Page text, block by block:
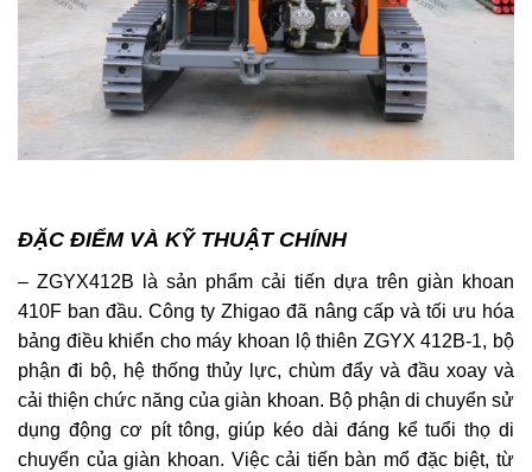
ĐẶC ĐIỂM VÀ KỸ THUẬT CHÍNH
– ZGYX412B là sản phẩm cải tiến dựa trên giàn khoan
410F ban đầu. Công ty Zhigao đã nâng cấp và tối ưu hóa
bảng điều khiển cho máy khoan lộ thiên ZGYX 412B-1, bộ
phận đi bộ, hệ thống thủy lực, chùm đẩy và đầu xoay và
cải thiện chức năng của giàn khoan. Bộ phận di chuyển sử
dụng động cơ pít tông, giúp kéo dài đáng kể tuổi thọ di
chuyển của giàn khoan. Việc cải tiến bàn mổ đặc biệt, từ